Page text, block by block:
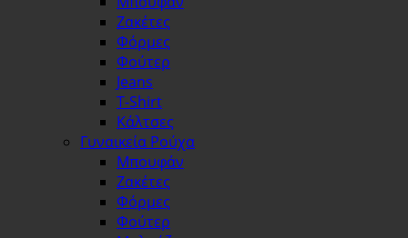
Ζακέτες
Φόρμες
Φούτερ
Jeans
T-Shirt
Κάλτσες
Γυναικεία Ρούχα
Μπουφάν
Ζακέτες
Φόρμες
Φούτερ